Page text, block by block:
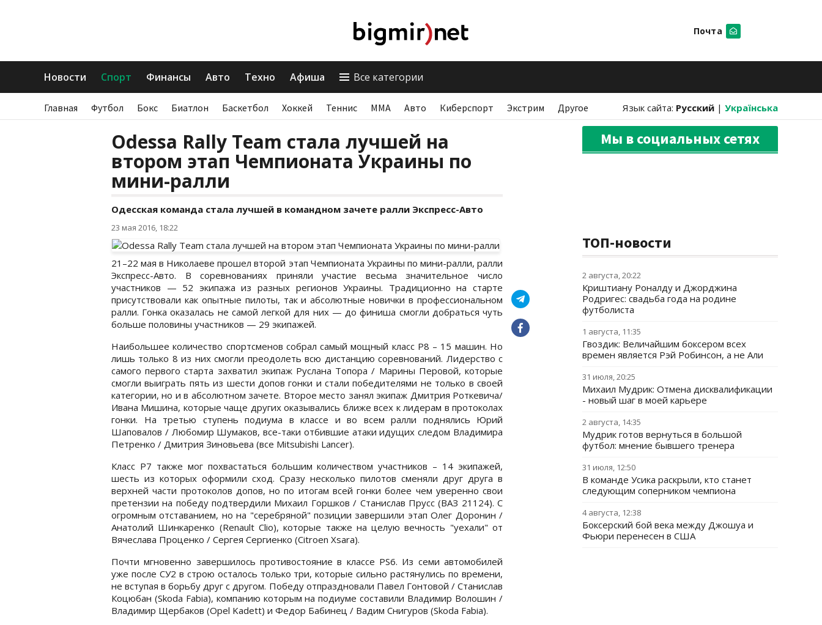
Почта
Новости Спорт Финансы Авто Техно Афиша Все категории
Главная Футбол Бокс Биатлон Баскетбол Хоккей Теннис ММА Авто Киберспорт Экстрим Другое Язык сайта: Русский | Українська
Odessa Rally Team стала лучшей на
втором этап Чемпионата Украины по
мини-ралли
Одесская команда стала лучшей в командном зачете ралли Экспресс-Авто
23 мая 2016, 18:22
21–22 мая в Николаеве прошел второй этап Чемпионата Украины по мини-ралли, ралли
Экспресс-Авто. В соревнованиях приняли участие весьма значительное число
участников — 52 экипажа из разных регионов Украины. Традиционно на старте
присутствовали как опытные пилоты, так и абсолютные новички в профессиональном
ралли. Гонка оказалась не самой легкой для них — до финиша смогли добраться чуть
больше половины участников — 29 экипажей.
Наибольшее количество спортсменов собрал самый мощный класс Р8 – 15 машин. Но
лишь только 8 из них смогли преодолеть всю дистанцию соревнований. Лидерство с
самого первого старта захватил экипаж Руслана Топора / Марины Перовой, которые
смогли выиграть пять из шести допов гонки и стали победителями не только в своей
категории, но и в абсолютном зачете. Второе место занял экипаж Дмитрия Роткевича/
Ивана Мишина, которые чаще других оказывались ближе всех к лидерам в протоколах
гонки. На третью ступень подиума в классе и во всем ралли поднялись Юрий
Шаповалов / Любомир Шумаков, все-таки отбившие атаки идущих следом Владимира
Петренко / Дмитрия Зиновьева (все Mitsubishi Lancer).
Класс Р7 также мог похвастаться большим количеством участников – 14 экипажей,
шесть из которых оформили сход. Сразу несколько пилотов сменяли друг друга в
верхней части протоколов допов, но по итогам всей гонки более чем уверенно свои
претензии на победу подтвердили Михаил Горшков / Станислав Прусс (ВАЗ 21124). С
огромным отставанием, но на "серебряной" позиции завершили этап Олег Доронин /
Анатолий Шинкаренко (Renault Clio), которые также на целую вечность "уехали" от
Вячеслава Проценко / Сергея Сергиенко (Citroen Xsara).
Почти мгновенно завершилось противостояние в классе PS6. Из семи автомобилей
уже после СУ2 в строю осталось только три, которые сильно растянулись по времени,
не вступая в борьбу друг с другом. Победу отпраздновали Павел Гонтовой / Станислав
Коцюбан (Skoda Fabia), компанию которым на подиуме составили Владимир Волошин /
Владимир Щербаков (Opel Kadett) и Федор Бабинец / Вадим Снигуров (Skoda Fabia).
Мы в социальных сетях
ТОП-новости
2 августа, 20:22
Криштиану Роналду и Джорджина
Родригес: свадьба года на родине
футболиста
1 августа, 11:35
Гвоздик: Величайшим боксером всех
времен является Рэй Робинсон, а не Али
31 июля, 20:25
Михаил Мудрик: Отмена дисквалификации
- новый шаг в моей карьере
2 августа, 14:35
Мудрик готов вернуться в большой
футбол: мнение бывшего тренера
31 июля, 12:50
В команде Усика раскрыли, кто станет
следующим соперником чемпиона
4 августа, 12:38
Боксерский бой века между Джошуа и
Фьюри перенесен в США